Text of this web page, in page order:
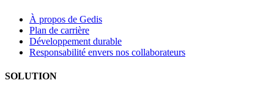
À propos de Gedis
Plan de carrière
Développement durable
Responsabilité envers nos collaborateurs
SOLUTION